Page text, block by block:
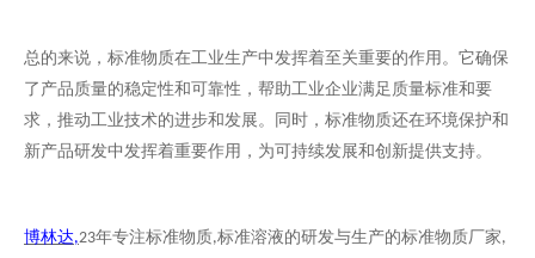
总的来说，标准物质在工业生产中发挥着至关重要的作用。它确保
了产品质量的稳定性和可靠性，帮助工业企业满足质量标准和要
求，推动工业技术的进步和发展。同时，标准物质还在环境保护和
新产品研发中发挥着重要作用，为可持续发展和创新提供支持。
博林达,23年专注标准物质,标准溶液的研发与生产的标准物质厂家,